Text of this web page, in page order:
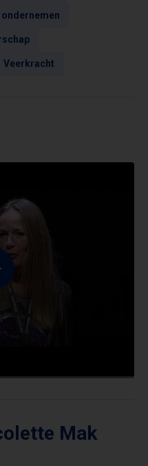
Veerkracht
Mak